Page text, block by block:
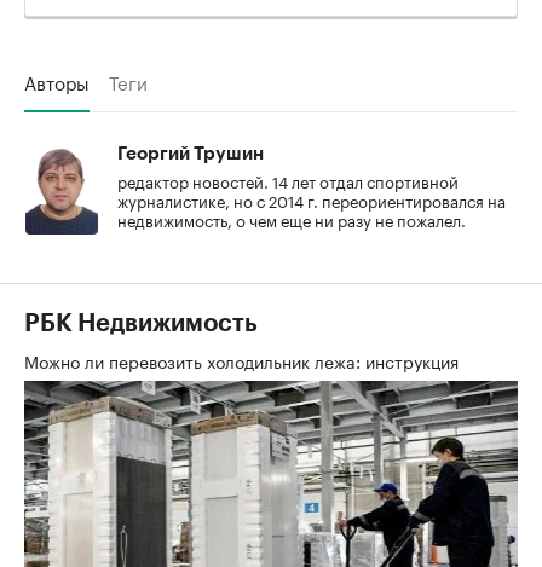
Авторы Теги
Георгий Трушин
редактор новостей. 14 лет отдал спортивной
журналистике, но с 2014 г. переориентировался на
недвижимость, о чем еще ни разу не пожалел.
РБК Недвижимость
Можно ли перевозить холодильник лежа: инструкция